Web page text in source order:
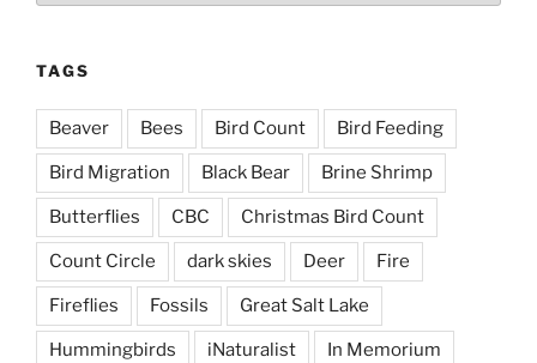
TAGS
Beaver Bees Bird Count Bird Feeding
Bird Migration Black Bear Brine Shrimp
Butterflies CBC Christmas Bird Count
Count Circle dark skies Deer Fire
Fireflies Fossils Great Salt Lake
Hummingbirds iNaturalist In Memorium